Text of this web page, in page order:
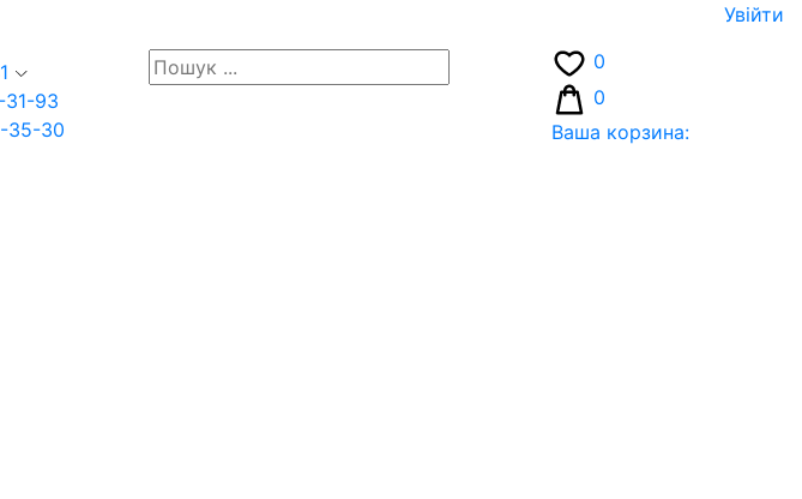
Увiйти
93
35-30
0
0
Ваша корзина: